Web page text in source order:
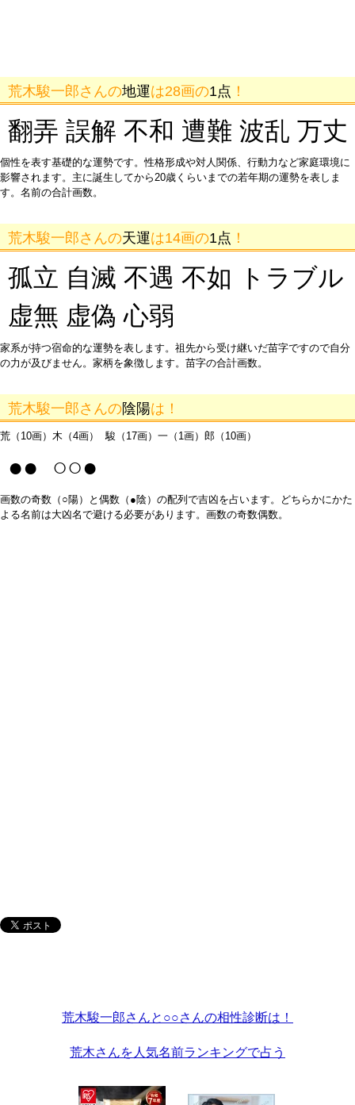
荒木駿一郎さんの地運は28画の1点 ！
翻弄 誤解 不和 遭難 波乱 万丈
個性を表す基礎的な運勢です。性格形成や対人関係、行動力など家庭環境に
影響されます。主に誕生してから20歳くらいまでの若年期の運勢を表しま
す。名前の合計画数。
荒木駿一郎さんの天運は14画の1点 ！
孤立 自滅 不遇 不如 トラブル
虚無 虚偽 心弱
家系が持つ宿命的な運勢を表します。祖先から受け継いだ苗字ですので自分
の力が及びません。家柄を象徴します。苗字の合計画数。
荒木駿一郎さんの陰陽は！
荒（10画）木（4画） 駿（17画）一（1画）郎（10画）
●● ○○●
画数の奇数（○陽）と偶数（●陰）の配列で吉凶を占います。どちらかにかた
よる名前は大凶名で避ける必要があります。画数の奇数偶数。
荒木駿一郎さんと○○さんの相性診断は！
荒木さんを人気名前ランキングで占う